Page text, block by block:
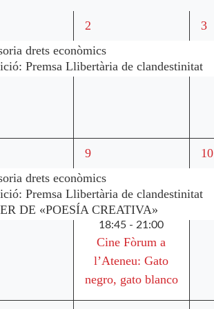
drets econòmics
Premsa Llibertària de clandestinitat
2
esdeveniments,
2
2
3
drets econòmics
Premsa Llibertària de clandestinitat
DE «POESÍA CREATIVA»
4
esdeveniments,
9
18:45 - 21:00
Cine Fòrum a
l’Ateneu: Gato
negro, gato blanco
3
10